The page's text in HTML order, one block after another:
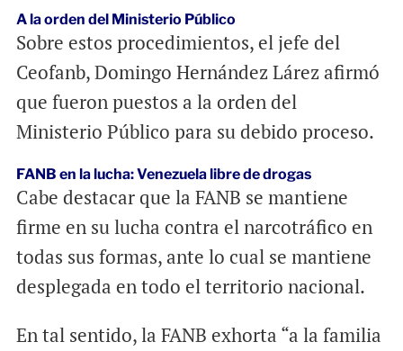
A la orden del Ministerio Público
Sobre estos procedimientos, el jefe del
Ceofanb, Domingo Hernández Lárez afirmó
que fueron puestos a la orden del
Ministerio Público para su debido proceso.
FANB en la lucha: Venezuela libre de drogas
Cabe destacar que la FANB se mantiene
firme en su lucha contra el narcotráfico en
todas sus formas, ante lo cual se mantiene
desplegada en todo el territorio nacional.
En tal sentido, la FANB exhorta “a la familia